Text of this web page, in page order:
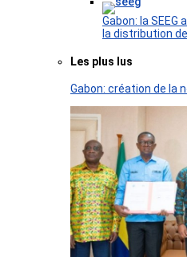
Gabon: la
la distribution de
Les plus lus
Gabon: création de la